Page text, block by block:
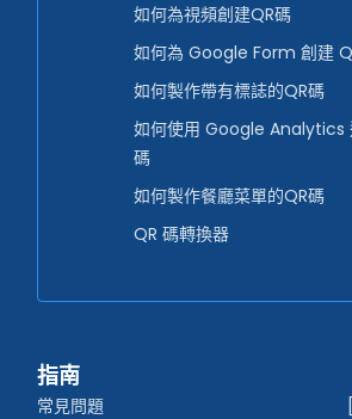
如何為視頻創建QR碼
如何為 Google Form 創建
如何製作帶有標誌的QR碼
如何使用 Google Analytics
碼
如何製作餐廳菜單的QR碼
QR 碼轉換器
指南
常見問題